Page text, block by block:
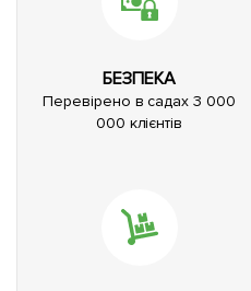
БЕЗПЕКА
Перевірено в садах 3 000
000 клієнтів